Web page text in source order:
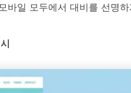
바일 모두에서 대비를 선명하